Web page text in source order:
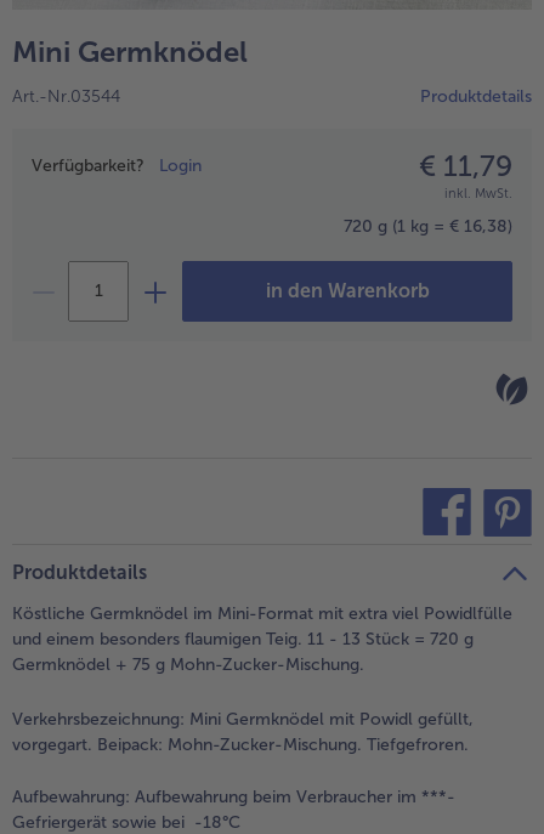
alle Obst
alle Süße Vielfalt
Confiserie & Feinkost
alle Küchenhelfer
Mini Germknödel
Art.-Nr.03544 Produktdetails
Preisangabe
Verfügbarkeit? Login € 11,79
inkl. MwSt.
720 g (1 kg = € 16,38)
in den Warenkorb
Produktdetails
Köstliche Germknödel im Mini-Format mit extra viel Powidlfülle
und einem besonders flaumigen Teig. 11 - 13 Stück = 720 g
Germknödel + 75 g Mohn-Zucker-Mischung.
Verkehrsbezeichnung: Mini Germknödel mit Powidl gefüllt,
vorgegart. Beipack: Mohn-Zucker-Mischung. Tiefgefroren.
Aufbewahrung: Aufbewahrung beim Verbraucher im ***-
Gefriergerät sowie bei -18°C